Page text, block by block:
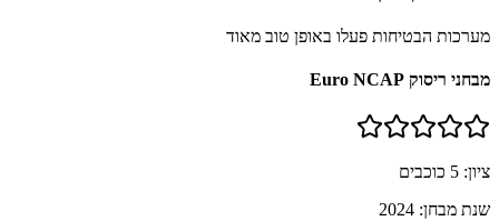
מערכות הבטיחות פעלו באופן טוב מאוד
מבחני ריסוק Euro NCAP
ציון: 5 כוכבים
שנת מבחן: 2024